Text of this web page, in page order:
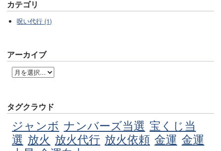
カテゴリ
呪い代行 (1)
アーカイブ
タグクラウド
ジャンボ ナンバーズ当選 宝くじ当
選 放火 放火代行 放火依頼 金運 金運